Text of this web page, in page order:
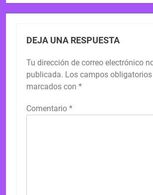
DEJA UNA RESPUESTA
Tu dirección de correo electrónico
publicada. Los campos
marcados con *
Comentario *